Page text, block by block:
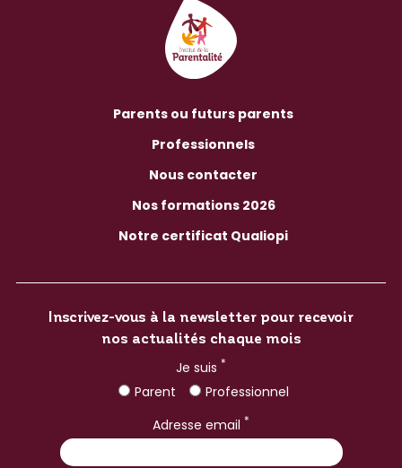
Parents ou futurs parents
Professionnels
Nous contacter
Nos formations 2026
Notre certificat Qualiopi
Inscrivez-vous à la newsletter pour recevoir
nos actualités chaque mois
Je suis *
Parent
Professionnel
Adresse email *